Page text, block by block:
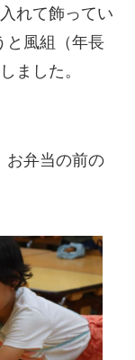
れて飾ってい
と風組（年長
ました。
お弁当の前の